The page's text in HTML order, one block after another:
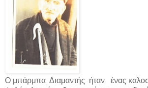
Ο μπάρμπα Διαμαντής ήταν
ένας